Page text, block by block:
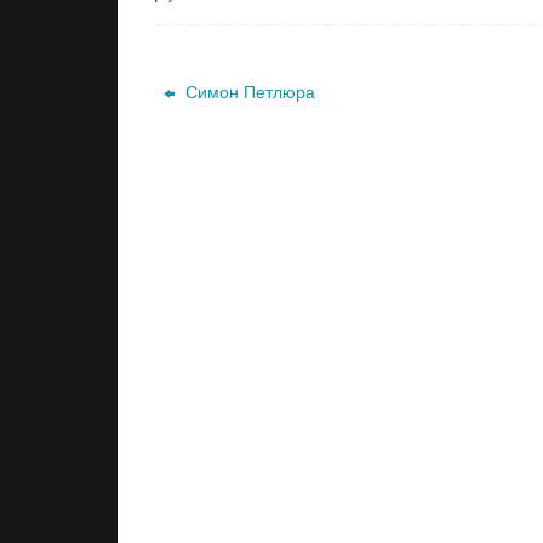
Симон Петлюра